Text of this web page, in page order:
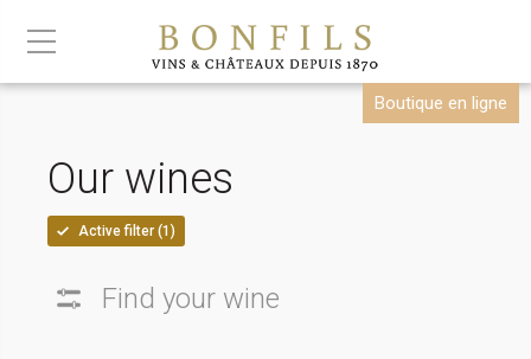
Boutique en ligne
Our wines
Active filter (1 )
Find your wine